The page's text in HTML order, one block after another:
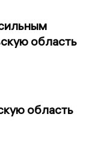
область
область